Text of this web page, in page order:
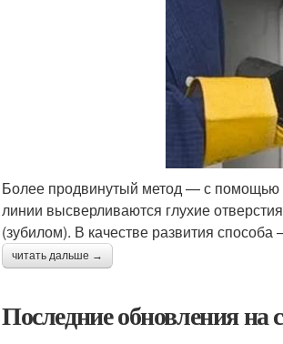
Более продвинутый метод — с помощью
линии высверливаются глухие
(зубилом). В качестве развития
читать дальше →
Последние обновления на